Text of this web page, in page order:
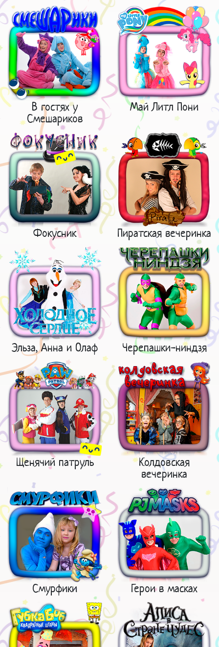
В гостях у
Смешариков
Май Литл Пони
Фокусник Пиратская вечеринка
Эльза, Анна и Олаф Черепашки-ниндзя
Щенячий патруль
Колдовская
вечеринка
Смурфики Герои в масках